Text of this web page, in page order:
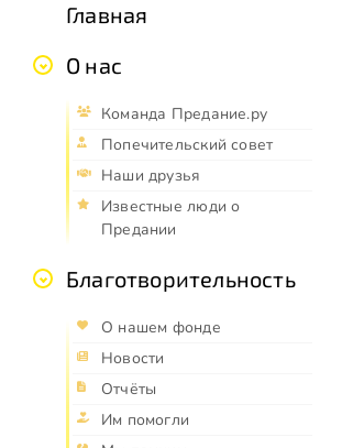
Главная
О нас
Команда Предание.ру
Попечительский совет
Наши друзья
Известные люди о
Предании
Благотворительность
О нашем фонде
Новости
Отчёты
Им помогли